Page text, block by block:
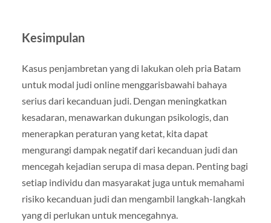
Kesimpulan
Kasus penjambretan yang di lakukan oleh pria Batam
untuk modal judi online menggarisbawahi bahaya
serius dari kecanduan judi. Dengan meningkatkan
kesadaran, menawarkan dukungan psikologis, dan
menerapkan peraturan yang ketat, kita dapat
mengurangi dampak negatif dari kecanduan judi dan
mencegah kejadian serupa di masa depan. Penting bagi
setiap individu dan masyarakat juga untuk memahami
risiko kecanduan judi dan mengambil langkah-langkah
yang di perlukan untuk mencegahnya.